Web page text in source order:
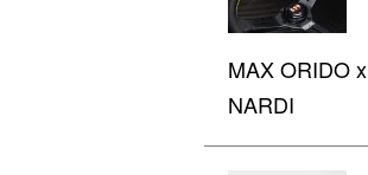
MAX ORIDO x
NARDI